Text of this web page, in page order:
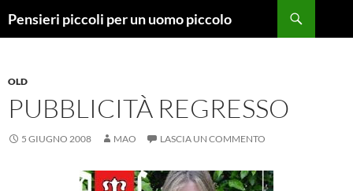
Pensieri piccoli per un uomo piccolo
OLD
PUBBLICITÀ REGRESSO
5 GIUGNO 2008 MAO LASCIA UN COMMENTO